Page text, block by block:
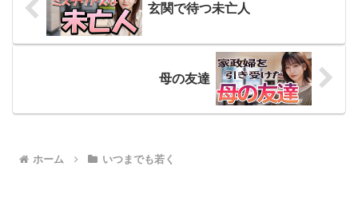
玄関で待つ未亡人
母の友達
ホーム いつまでも若く